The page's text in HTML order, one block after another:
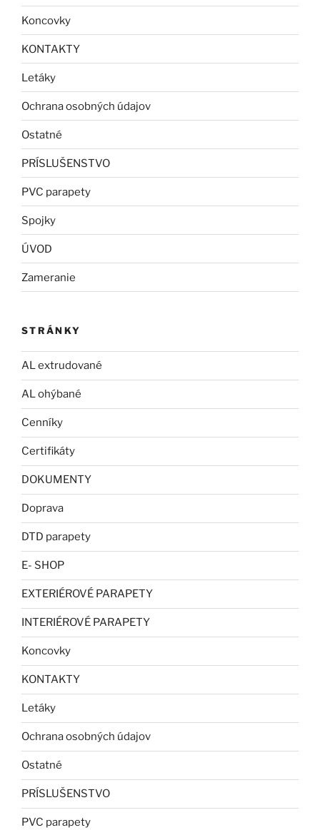
Koncovky
KONTAKTY
Letáky
Ochrana osobných údajov
Ostatné
PRÍSLUŠENSTVO
PVC parapety
Spojky
ÚVOD
Zameranie
STRÁNKY
AL extrudované
AL ohýbané
Cenníky
Certifikáty
DOKUMENTY
Doprava
DTD parapety
E- SHOP
EXTERIÉROVÉ PARAPETY
INTERIÉROVÉ PARAPETY
Koncovky
KONTAKTY
Letáky
Ochrana osobných údajov
Ostatné
PRÍSLUŠENSTVO
PVC parapety